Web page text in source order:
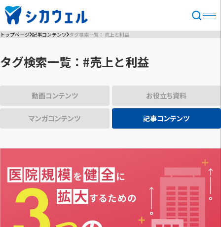
トップページ 記事コンテンツ タグ検索一覧： 売上と利益
タグ検索一覧：#売上と利益
動画コンテンツ お役立ち資料
マンガコンテンツ 記事コンテンツ